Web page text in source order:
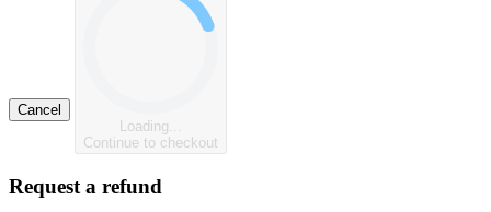
Cancel
Loading...
Continue to checkout
Request a refund